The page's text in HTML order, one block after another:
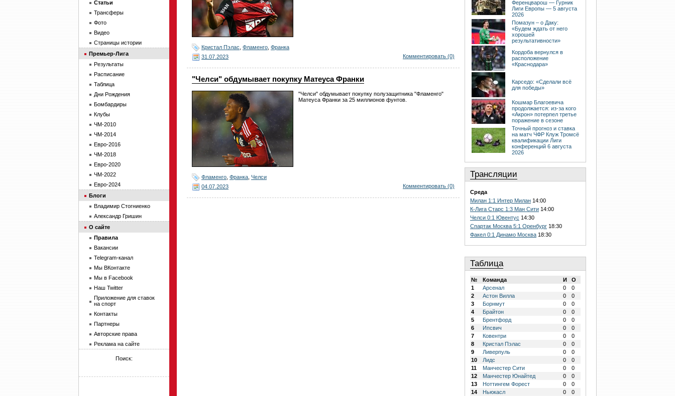
Кристал Пэлас Фламенго Франка
31.07.2023
Комментировать (0)
"Челси" обдумывает покупку Матеуса Франки
"Челси" обдумывает покупку полузащитника "Фламенго"
Матеуса Франки за 25 миллионов фунтов.
Фламенго Франка Челси
04.07.2023
Комментировать (0)
Ференцварош — Гурник
Лиги Европы — 5 августа
2026
Помазун – о Даку:
«Будем ждать от него
хорошей
результативности»
Кордоба вернулся в
расположение
«Краснодара»
Карседо: «Сделали всё
для победы»
Кошмар Благоевича
продолжается: из-за кого
«Акрон» потерпел третье
поражение в сезоне
Точный прогноз и ставка
на матч ЧФР Клуж Тромсё
квалификации Лиги
конференций 6 августа
2026
Трансляции
Среда
Милан 1:1 Интер Милан 14:00
К-Лига Старс 1:3 Ман Сити 14:00
Челси 0:1 Ювентус 14:30
Спартак Москва 5:1 Оренбург 18:30
Факел 0:1 Динамо Москва 18:30
Таблица
№ Команда И
О
1
Арсенал 0
0
2
Астон Вилла 0
0
3
Борнмут 0
0
4
Брайтон 0
0
5
Брентфорд 0
0
6
Ипсвич 0
0
7
Ковентри 0
0
8
Кристал Пэлас 0
0
9
Ливерпуль 0
0
10
Лидс 0
0
11
Манчестер Сити 0
0
12
Манчестер Юнайтед 0
0
13
Ноттингем Форест 0
0
14
Ньюкасл 0
0
Статьи
Трансферы
Фото
Видео
Страницы истории
Премьер-Лига
Результаты
Расписание
Таблица
Дни Рождения
Бомбардиры
Клубы
ЧМ-2010
ЧМ-2014
Евро-2016
ЧМ-2018
Евро-2020
ЧМ-2022
Евро-2024
Блоги
Владимир Стогниенко
Александр Гришин
О сайте
Правила
Вакансии
Telegram-канал
Мы ВКонтакте
Мы в Facebook
Наш Twitter
Приложение для ставок
на спорт
Контакты
Партнеры
Авторские права
Реклама на сайте
Поиск: